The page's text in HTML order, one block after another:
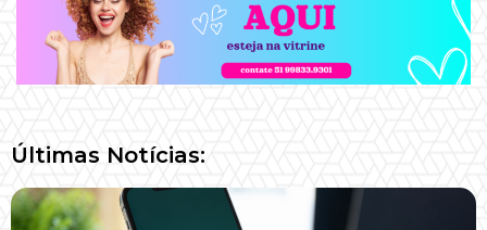
Últimas Notícias: